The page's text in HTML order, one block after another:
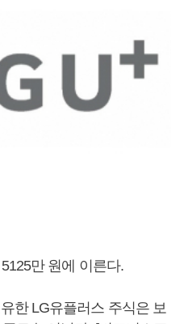
만 원에 이른다.
한 LG유플러스 주식은 보